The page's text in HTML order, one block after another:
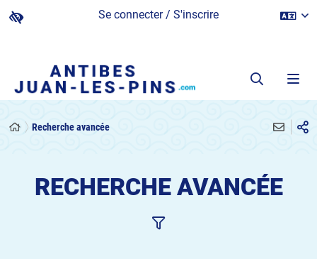
Se connecter / S'inscrire
Recherche avancée
RECHERCHE AVANCÉE